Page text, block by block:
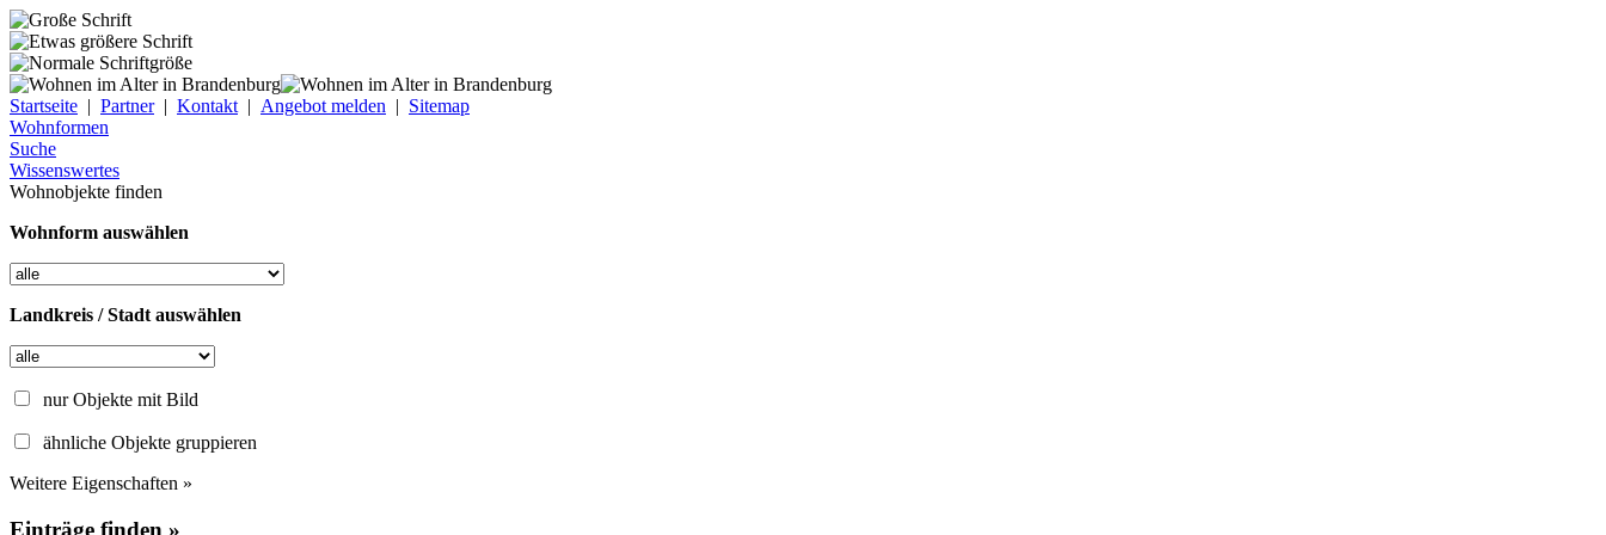
Startseite | Partner| Kontakt | Angebot melden | Sitemap
Wohnformen
Suche
Wissenswertes
Wohnobjekte finden
Wohnform auswählen
Landkreis / Stadt auswählen
nur Objekte mit Bild
ähnliche Objekte gruppieren
Weitere Eigenschaften »
Einträge finden »